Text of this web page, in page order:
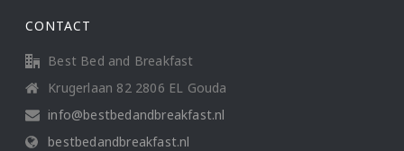
CONTACT
Best Bed and Breakfast
Krugerlaan 82 2806 EL Gouda
info@bestbedandbreakfast.nl
bestbedandbreakfast.nl